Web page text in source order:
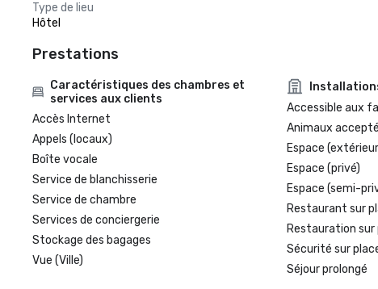
Type de lieu
Hôtel
Prestations
Caractéristiques des chambres et
services aux clients
Accès Internet
Appels (locaux)
Boîte vocale
Service de blanchisserie
Service de chambre
Services de conciergerie
Stockage des bagages
Vue (Ville)
Accessible aux
Animaux
Espace
Espace (privé)
Espace (semi-
Restaurant sur
Restauration sur
Sécurité sur
Séjour prolongé